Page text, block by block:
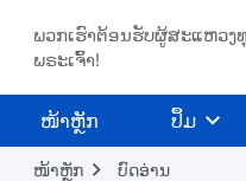
ພວກເຮົາຕ້ອນຮັບຜູ້ສະແຫວງ
ພຣະເຈົ້າ!
​ໜ້າຫຼັກ ປຶ້ມ
ໜ້າຫຼັກ ບົດອ່ານ